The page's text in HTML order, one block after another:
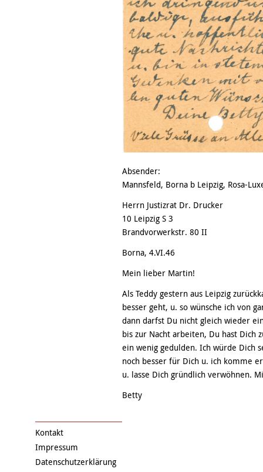
Absender:
Mannsfeld, Borna b Leipzig, Rosa-
Herrn Justizrat Dr. Drucker
10 Leipzig S 3
Brandvorwerkstr. 80 II
Borna, 4.VI.46
Mein lieber Martin!
Als Teddy gestern aus Leipzig
besser geht, u. so wünsche ich von
dann darfst Du nicht gleich wieder
bis zur Nacht arbeiten, Du hast Dich
ein wenig gedulden. Ich würde Dich
noch besser für Dich u. ich komme
u. lasse Dich gründlich verwöhnen.
Betty
Kontakt
Impressum
Datenschutzerklärung